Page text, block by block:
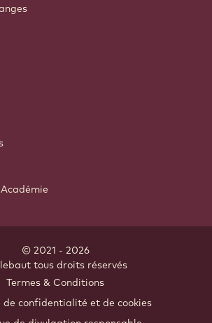
© 2021 - 2026
tous droits réservés
Termes & Conditions
de confidentialité et de cookies